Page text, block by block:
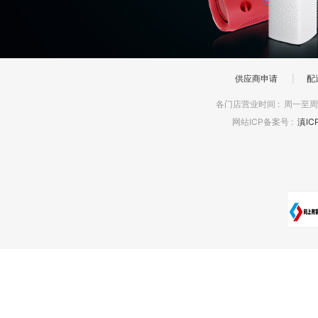
供应商申请 配
各门店营业时间 : 周一至
网站ICP备案号 : 滇